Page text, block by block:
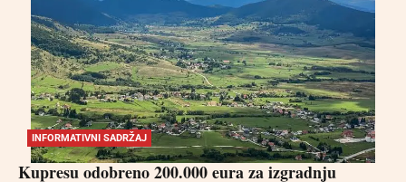
INFORMATIVNI SADRŽAJ
Kupresu odobreno 200.000 eura za izgradnju